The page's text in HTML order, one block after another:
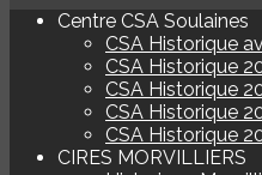
Centre CSA Soulaines
CSA Historique
CSA Historique
CSA Historique
CSA Historique
CSA Historique
CIRES MORVILLIERS